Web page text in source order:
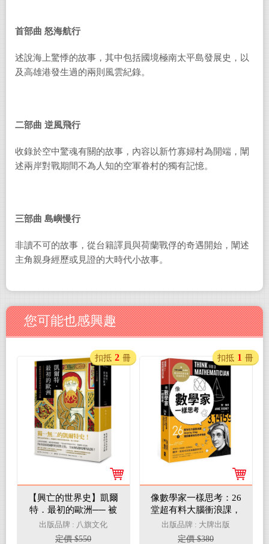
首部曲 怒海航行
述說海上驚悸的故事，其中包括國境極南太平島發展史，以
及高雄港發生過的兩則風雲紀錄。
二部曲 逆風飛行
收錄於空中驚魂有關的故事，內容以新竹寡婦村為開端，闡
述兩岸對戰期間不為人知的空軍眷村的獨有記憶。
三部曲 島嶼慢行
非讀不可的故事，從台籍譯員與荷蘭戰俘的奇遇開始，闡述
主角親身經歷或見證的大時代小故事。
您可能也感興趣
【興亡的世界史】凱爾
特．最初的歐洲── 被
羅馬與基督教覆蓋的文
化水脈
出版品牌 : 八旗文化
定價 $550
扣抵 2 冊
像數學家一樣思考：26
堂超有料大腦衝浪課，
Step by Step揭開數學家
的思考地圖
出版品牌 : 大牌出版
定價 $380
扣抵 1 冊